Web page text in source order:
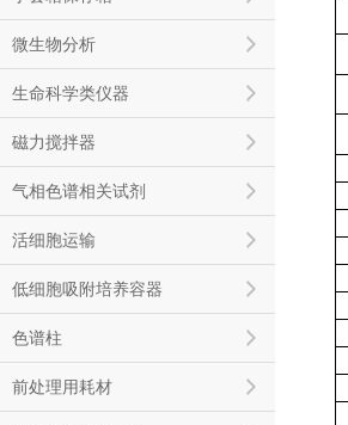
微生物分析
生命科学类仪器
磁力搅拌器
气相色谱相关试剂
活细胞运输
低细胞吸附培养容器
色谱柱
前处理用耗材